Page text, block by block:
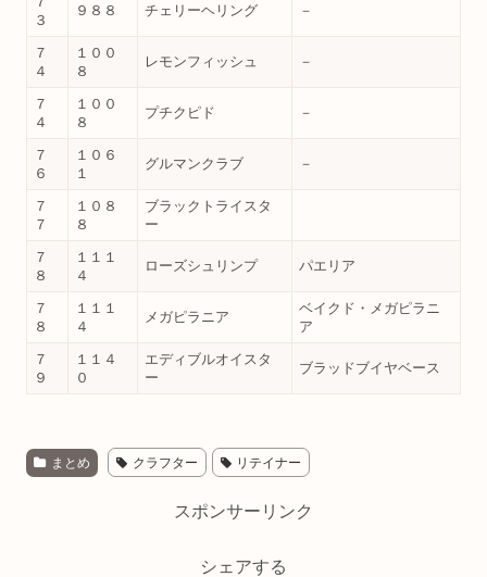
３
９８８ チェリーヘリング －
７
４
１００
８
レモンフィッシュ －
７
４
１００
８
プチクピド －
７
６
１０６
１
グルマンクラブ －
７
７
１０８
８
ブラックトライスタ
ー
７
８
１１１
４
ローズシュリンプ パエリア
７
８
１１１
４
メガピラニア
ベイクド・メガピラニ
ア
７
９
１１４
０
エディブルオイスタ
ー
ブラッドブイヤベース
まとめ クラフター リテイナー
スポンサーリンク
シェアする